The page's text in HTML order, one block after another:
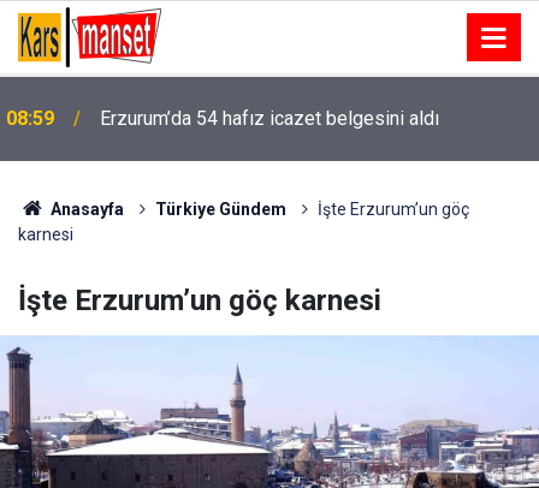
08:57
Erzurum’a yeni nesil dev eğitim kampüsü: Özel
öğrenciler geleceğe burada hazırlanacak
Anasayfa Türkiye Gündem
İşte Erzurum’un göç
karnesi
İşte Erzurum’un göç karnesi